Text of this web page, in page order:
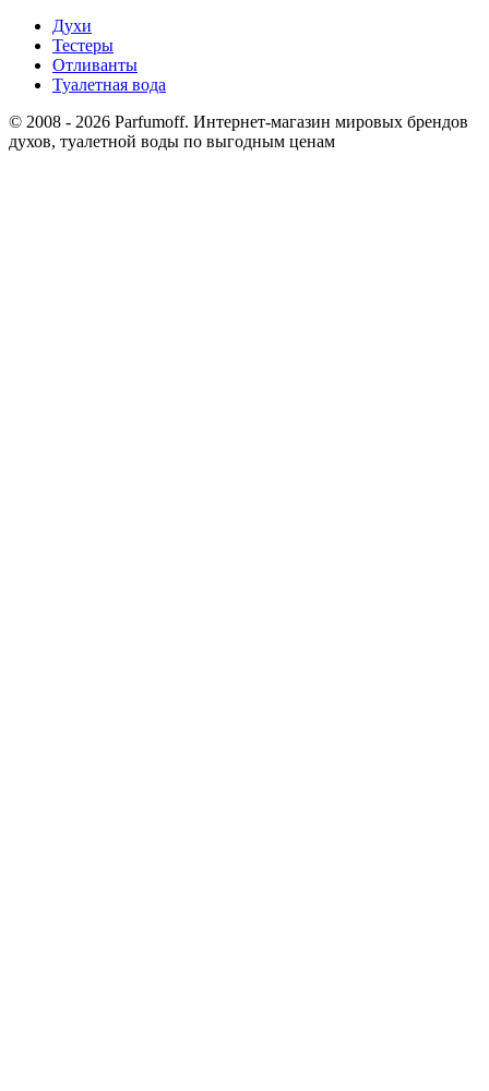
Духи
Тестеры
Отливанты
Туалетная вода
© 2008 - 2026 Parfumoff. Интернет-магазин мировых брендов
духов, туалетной воды по выгодным ценам